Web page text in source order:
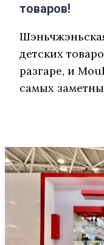
товаров!
детских
разгаре, и
самых